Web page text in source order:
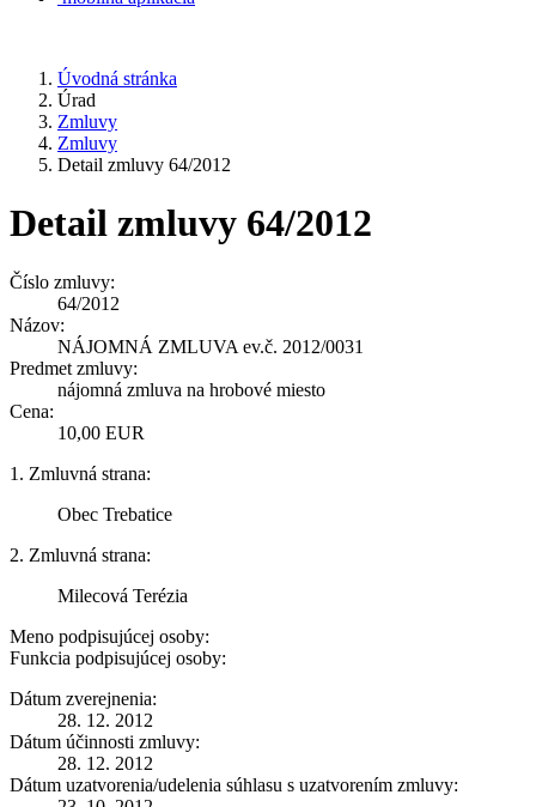
Úvodná stránka
Úrad
Zmluvy
Zmluvy
Detail zmluvy 64/2012
Detail zmluvy 64/2012
Číslo zmluvy:
64/2012
Názov:
NÁJOMNÁ ZMLUVA ev.č. 2012/0031
Predmet zmluvy:
nájomná zmluva na hrobové miesto
Cena:
10,00 EUR
1. Zmluvná strana:
Obec Trebatice
2. Zmluvná strana:
Milecová Terézia
Meno podpisujúcej osoby:
Funkcia podpisujúcej osoby:
Dátum zverejnenia:
28. 12. 2012
Dátum účinnosti zmluvy:
28. 12. 2012
Dátum uzatvorenia/udelenia súhlasu s uzatvorením zmluvy: